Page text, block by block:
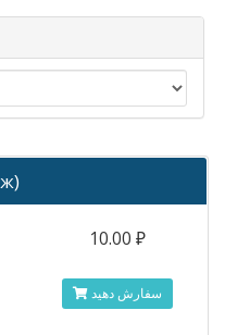
10.00 ₽
سفارش دهید